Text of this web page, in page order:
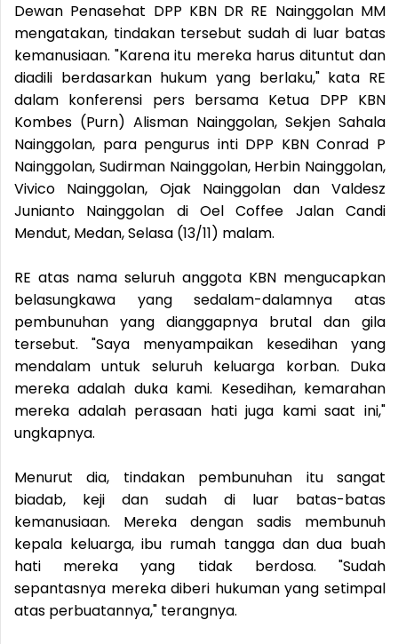
Dewan Penasehat DPP KBN DR RE Nainggolan MM
mengatakan, tindakan tersebut sudah di luar batas
kemanusiaan. "Karena itu mereka harus dituntut dan
diadili berdasarkan hukum yang berlaku," kata RE
dalam konferensi pers bersama Ketua DPP KBN
Kombes (Purn) Alisman Nainggolan, Sekjen Sahala
Nainggolan, para pengurus inti DPP KBN Conrad P
Nainggolan, Sudirman Nainggolan, Herbin Nainggolan,
Vivico Nainggolan, Ojak Nainggolan dan Valdesz
Junianto Nainggolan di Oel Coffee Jalan Candi
Mendut, Medan, Selasa (13/11) malam.
RE atas nama seluruh anggota KBN mengucapkan
belasungkawa yang sedalam-dalamnya atas
pembunuhan yang dianggapnya brutal dan gila
tersebut. "Saya menyampaikan kesedihan yang
mendalam untuk seluruh keluarga korban. Duka
mereka adalah duka kami. Kesedihan, kemarahan
mereka adalah perasaan hati juga kami saat ini,"
ungkapnya.
Menurut dia, tindakan pembunuhan itu sangat
biadab, keji dan sudah di luar batas-batas
kemanusiaan. Mereka dengan sadis membunuh
kepala keluarga, ibu rumah tangga dan dua buah
hati mereka yang tidak berdosa. "Sudah
sepantasnya mereka diberi hukuman yang setimpal
atas perbuatannya," terangnya.